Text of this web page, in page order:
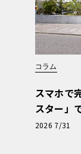
コラム
スマホで
スター」
【第1回
2026 7/31